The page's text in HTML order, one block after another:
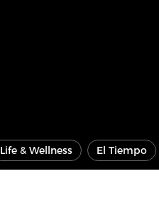
Life & Wellness El Tiempo